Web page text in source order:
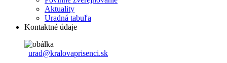
Aktuality
Uradná tabuľa
Kontaktné údaje
urad@kralovaprisenci.sk